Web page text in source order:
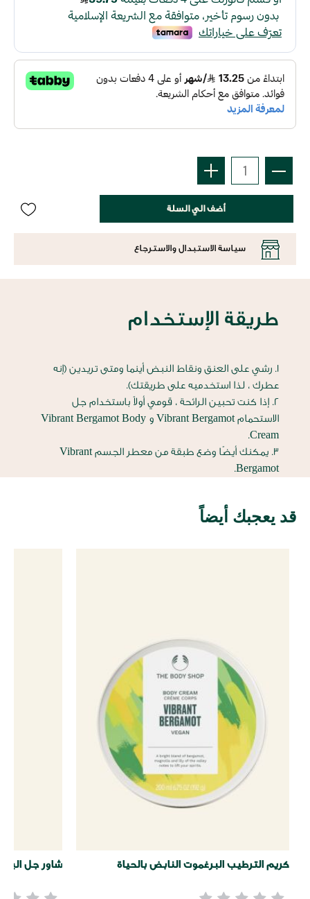
أضف الي السلة
سياسة الاستبدال والاسترجاع
طريقة الإستخدام
1. رشي على العنق ونقاط النبض أينما ومتى تريدين (إنه
عطرك ، لذا استخدميه على طريقتك).
2. إذا كنت تحبين الرائحة ، قومي أولاً باستخدام جل
الاستحمام Vibrant Bergamot و Vibrant Bergamot Body
Cream.
3. يمكنك أيضًا وضع طبقة من معطر الجسم Vibrant
Bergamot.
قد يعجبك أيضاً
كريم الترطيب البرغموت النابض بالحياة شاور جل